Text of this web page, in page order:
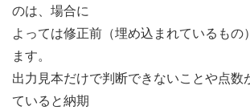
のは、場合に
よっては修正前（埋め込まれているもの
ます。
出力見本だけで判断できないことや点数
ていると納期